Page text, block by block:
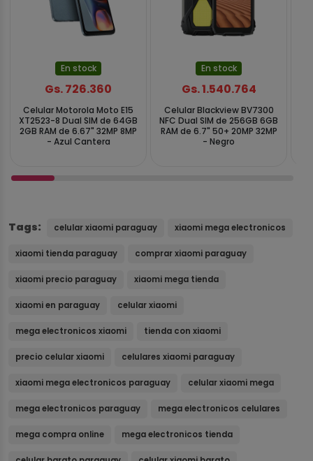
En stock
Gs. 726.360
Celular Motorola Moto E15
XT2523-8 Dual SIM de 64GB
2GB RAM de 6.67" 32MP 8MP
- Azul Cantera
En stock
Gs. 1.540.764
Celular Blackview BV7300
NFC Dual SIM de 256GB 6GB
RAM de 6.7" 50+ 20MP 32MP
- Negro
Tags: celular xiaomi paraguay xiaomi mega electronicos
xiaomi tienda paraguay comprar xiaomi paraguay
xiaomi precio paraguay xiaomi mega tienda
xiaomi en paraguay celular xiaomi
mega electronicos xiaomi tienda con xiaomi
precio celular xiaomi celulares xiaomi paraguay
xiaomi mega electronicos paraguay celular xiaomi mega
mega electronicos paraguay mega electronicos celulares
mega compra online mega electronicos tienda